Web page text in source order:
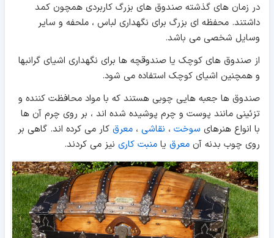
در زمان های گذشته صندوق های بزرگ کاربردی همچون کمد
داشتند. محفظه ای بزرگ برای نگهداری لباس ، ملحفه و سایر
وسایل شخصی می باشد.
از صندوق های کوچک یا صندوقچه ها برای نگهداری اشیای گرانبها
و همچنین اشیای کوچک استفاده می شود.
صندوق ها جعبه هایی چوبی هستند که با مواد محافظت کننده و
تزئینی مانند پوست و چرم پوشیده شده اند ، بر روی چرم آن ها
با انواع هنرهای سوخت ، نقاشی ، معرق کار می کرده اند. گاهی بر
روی چوب بدنه آن معرق یا منبت کاری نیز می کردند.